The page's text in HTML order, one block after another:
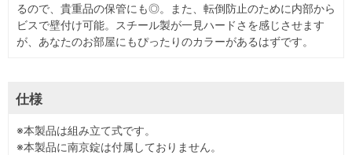
るので、貴重品の保管にも◎。また、転倒防止のために内部から
ビスで壁付け可能。スチール製が一見ハードさを感じさせます
が、あなたのお部屋にもぴったりのカラーがあるはずです。
仕様
※本製品は組み立て式です。
※本製品に南京錠は付属しておりません。